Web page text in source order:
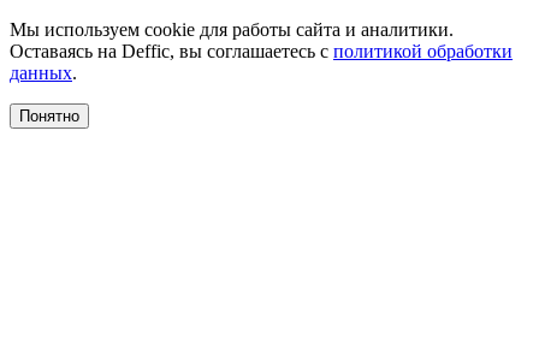
Мы используем cookie для работы сайта и аналитики.
Оставаясь на Deffic, вы соглашаетесь с политикой обработки
данных.
Понятно